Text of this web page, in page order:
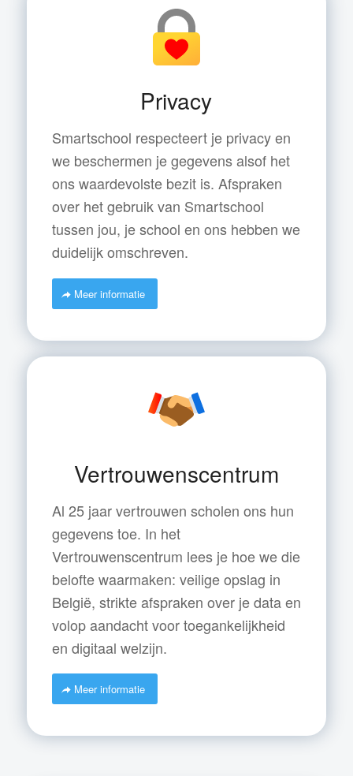
Privacy
Smartschool respecteert je privacy en
we beschermen je gegevens alsof het
ons waardevolste bezit is. Afspraken
over het gebruik van Smartschool
tussen jou, je school en ons hebben we
duidelijk omschreven.
Meer informatie
Vertrouwenscentrum
Al 25 jaar vertrouwen scholen ons hun
gegevens toe. In het
Vertrouwenscentrum lees je hoe we die
belofte waarmaken: veilige opslag in
België, strikte afspraken over je data en
volop aandacht voor toegankelijkheid
en digitaal welzijn.
Meer informatie